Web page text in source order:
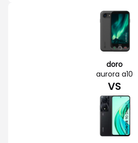
doro
aurora a10
VS